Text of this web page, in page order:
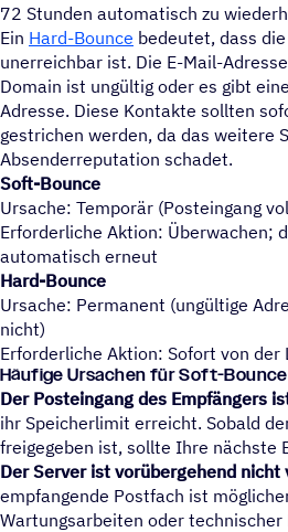
72 Stunden automatisch zu
Ein Hard-Bounce bedeutet, dass
unerreichbar ist. Die E-Mail-
Domain ist ungültig oder es gibt
Adresse. Diese Kontakte sollten
gestrichen werden, da das weitere
Absenderreputation schadet.
Soft-Bounce
Ursache: Temporär (Posteingang
Erforderliche Aktion: Überwachen;
automatisch erneut
Hard-Bounce
Ursache: Permanent (ungültige
nicht)
Erforderliche Aktion: Sofort von der
Häufige Ursachen für Soft-
Der Posteingang des Empfängers
ihr Speicherlimit erreicht. Sobald
freigegeben ist, sollte Ihre nächste
Der Server ist vorübergehend nicht
empfangende Postfach ist
Wartungsarbeiten oder technischer